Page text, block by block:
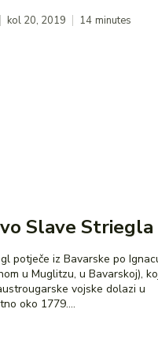
kol 20, 2019 14 minutes
Slave Striegla
u Muglitzu, u Bavarskoj),
vojske dolazi u
oko 1779....